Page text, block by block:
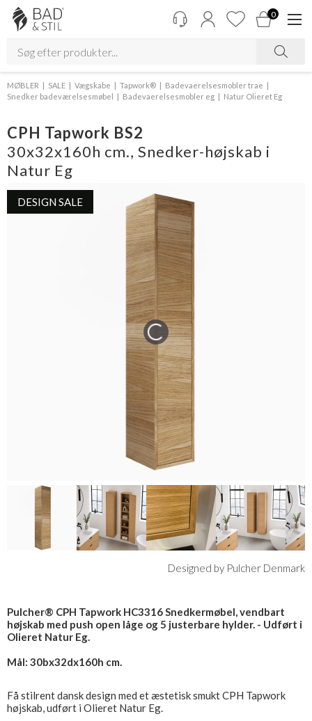
0
MØBLER SALE Vægskabe Tapwork®
Badevaerelsesmobler trae
Snedker badeværelsesmøbel
Badevaerelsesmobler eg Natur Olieret Eg
CPH Tapwork BS2
30x32x160h cm., Snedker-højskab i
Natur Eg
DESIGN SALE
Designed by Pulcher Denmark
Pulcher® CPH Tapwork HC3316 Snedkermøbel, vendbart
højskab med push open låge og 5 justerbare hylder. - Udført i
Olieret Natur Eg.
Mål: 30bx32dx160h cm.
Få stilrent dansk design med et æstetisk smukt CPH Tapwork
højskab, udført i Olieret Natur Eg.